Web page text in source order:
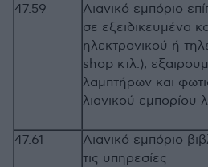
47.59
Λιανικό εμπόριο
σε εξειδικευμένα
ηλεκτρονικού ή
shop κτλ.),
λαμπτήρων και
λιανικού
47.61
Λιανικό εμπόριο
τις υπηρεσίες